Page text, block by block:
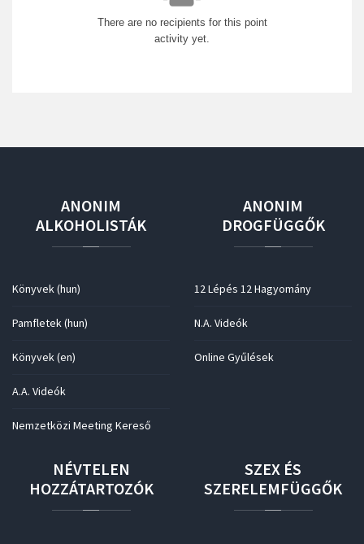
There are no recipients for this point
activity yet.
ANONIM
ALKOHOLISTÁK
Könyvek (hun)
Pamfletek (hun)
Könyvek (en)
A.A. Videók
Nemzetközi Meeting Kereső
ANONIM
DROGFÜGGŐK
12 Lépés 12 Hagyomány
N.A. Videók
Online Gyűlések
NÉVTELEN
HOZZÁTARTOZÓK
SZEX ÉS
SZERELEMFÜGGŐK